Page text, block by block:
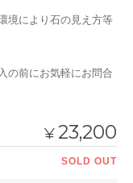
境により石の見え方等
の前にお気軽にお問合
¥23,200
SOLD OUT